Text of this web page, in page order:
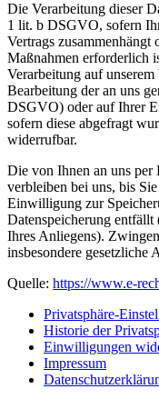
Die Verarbeitung dieser
1 lit. b DSGVO, sofern
Vertrags
Maßnahmen erforderlich
Verarbeitung auf
Bearbeitung der an uns
DSGVO) oder auf Ihrer
sofern diese abgefragt
widerrufbar.
Die von Ihnen an uns per
verbleiben bei uns, bis
Einwilligung zur
Datenspeicherung entfällt
Ihres Anliegens).
insbesondere gesetzliche
Quelle: https://www.e-
Privatsphäre-
Historie der
Einwilligungen
Impressum